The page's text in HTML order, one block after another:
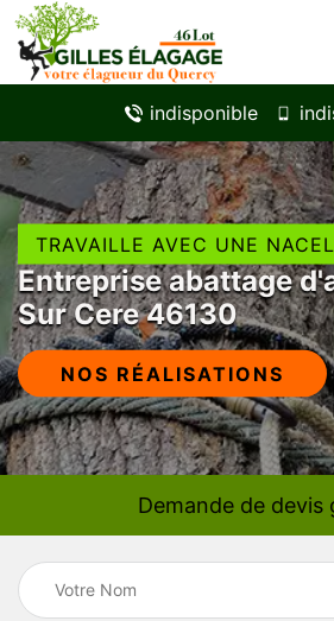
indisponible
TRAVAILLE AVEC UNE
Entreprise abattage
Sur Cere 46130
NOS RÉALISATIONS
Demande de devis